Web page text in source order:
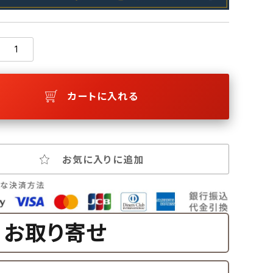
カートに入れる
お気に入りに追加
お取り寄せ